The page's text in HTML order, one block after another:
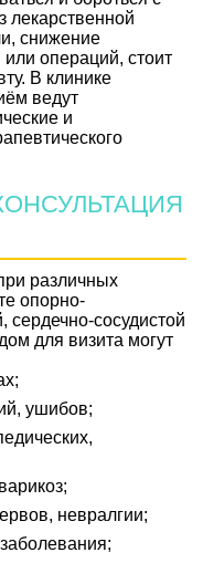
лекарственной
снижение
операций, стоит
В клинике
ведут
и
различных
опорно-
сердечно-сосудистой
для визита могут
ушибов;
невралгии;